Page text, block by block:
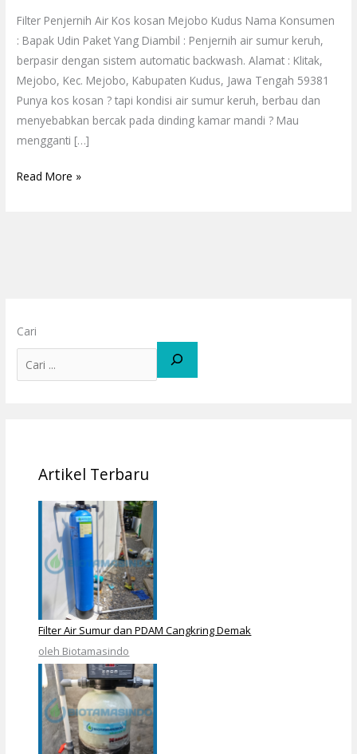
Filter Penjernih Air Kos kosan Mejobo Kudus Nama Konsumen
: Bapak Udin Paket Yang Diambil : Penjernih air sumur keruh,
berpasir dengan sistem automatic backwash. Alamat : Klitak,
Mejobo, Kec. Mejobo, Kabupaten Kudus, Jawa Tengah 59381
Punya kos kosan ? tapi kondisi air sumur keruh, berbau dan
menyebabkan bercak pada dinding kamar mandi ? Mau
mengganti […]
Read More »
Cari
Artikel Terbaru
Filter Air Sumur dan PDAM Cangkring Demak
oleh Biotamasindo